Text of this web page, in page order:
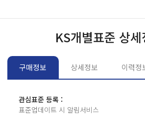
KS개별표준 상세
구매정보 상세정보 이력정
관심표준 등록 :
표준업데이트 시 알림서비스